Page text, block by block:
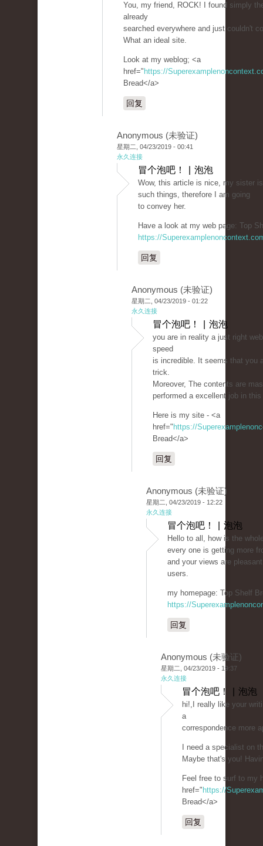
You, my friend, ROCK! I found simply
already
searched everywhere and just couldn't
What an ideal site.
Look at my weblog; <a
href=" https://
Bread</a>
回复
Anonymous (未验证)
星期二, 04/23/2019 - 00:41
永久连接
冒个泡吧！ | 泡泡
Wow, this article is nice, my sister
such things, therefore I am going
to convey her.
Have a look at my web page: Top
https://
回复
Anonymous (未验证)
星期二, 04/23/2019 - 01:22
永久连接
冒个泡吧！ | 泡泡
you are in reality a just right
speed
is incredible. It seems that you
trick.
Moreover, The contents are
performed a excellent job in
Here is my site - <a
href=" https://
Bread</a>
回复
Anonymous (未验证)
星期二, 04/23/2019 - 12:22
永久连接
冒个泡吧！ | 泡泡
Hello to all, how is the
every one is getting more
and your views are
users.
my homepage: Top Shelf
https://
回复
Anonymous (未验证)
星期二, 04/23/2019 - 19:37
永久连接
冒个泡吧！ | 泡泡
hi!,I really like your
a
correspondence more
I need a specialist on
Maybe that's you!
Feel free to surf to my
href=" https://
Bread</a>
回复